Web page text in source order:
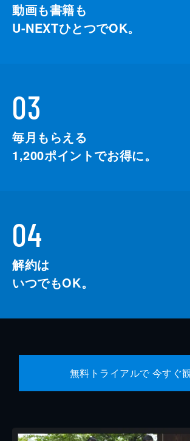
動画も書籍も
U-NEXTひとつでOK。
03
毎月もらえる
1,200ポイントでお得に。
04
解約は
いつでもOK。
無料トライアルで 今すぐ